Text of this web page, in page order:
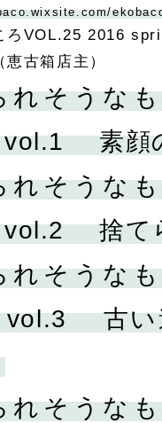
ろVOL.25 2016
古箱店主）
れそうな
素顔
れそうな
捨てら
れそうな
古い
れそうな